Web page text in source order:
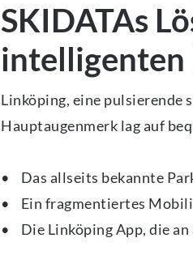
SKIDATAs
intelligenten
Linköping, eine pulsierende
Hauptaugenmerk lag auf
• Das allseits bekannte
• Ein fragmentiertes
• Die Linköping App, die